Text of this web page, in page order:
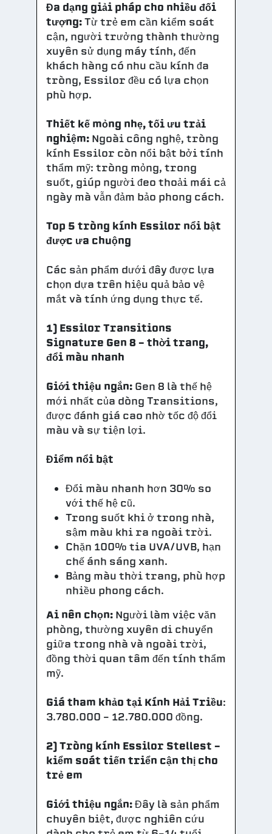
Đa dạng giải pháp cho nhiều đối
tượng:Từ trẻ em cần kiểm soát
cận, người trưởng thành thường
xuyên sử dụng máy tính, đến
khách hàng có nhu cầu kính đa
tròng, Essilor đều có lựa chọn
phù hợp.
Thiết kế mỏng nhẹ, tối ưu trải
nghiệm: Ngoài công nghệ, tròng
kính Essilor còn nổi bật bởi tính
thẩm mỹ: tròng mỏng, trong
suốt, giúp người đeo thoải mái cả
ngày mà vẫn đảm bảo phong cách.
Top 5 tròng kính Essilor nổi bật
được ưa chuộng
Các sản phẩm dưới đây được lựa
chọn dựa trên hiệu quả bảo vệ
mắt và tính ứng dụng thực tế.
1) Essilor Transitions
Signature Gen 8 – thời trang,
đổi màu nhanh
Giới thiệu ngắn: Gen 8 là thế hệ
mới nhất của dòng Transitions,
được đánh giá cao nhờ tốc độ đổi
màu và sự tiện lợi.
Điểm nổi bật
Đổi màu nhanh hơn 30% so
với thế hệ cũ.
Trong suốt khi ở trong nhà,
sậm màu khi ra ngoài trời.
Chặn 100% tia UVA/UVB, hạn
chế ánh sáng xanh.
Bảng màu thời trang, phù hợp
nhiều phong cách.
Ai nên chọn: Người làm việc văn
phòng, thường xuyên di chuyển
giữa trong nhà và ngoài trời,
đồng thời quan tâm đến tính thẩm
mỹ.
Giá tham khảo tại Kính Hải Triều:
3.780.000 – 12.780.000 đồng.
2) Tròng kính Essilor Stellest –
kiểm soát tiến triển cận thị cho
trẻ em
Giới thiệu ngắn:Đây là sản phẩm
chuyên biệt, được nghiên cứu